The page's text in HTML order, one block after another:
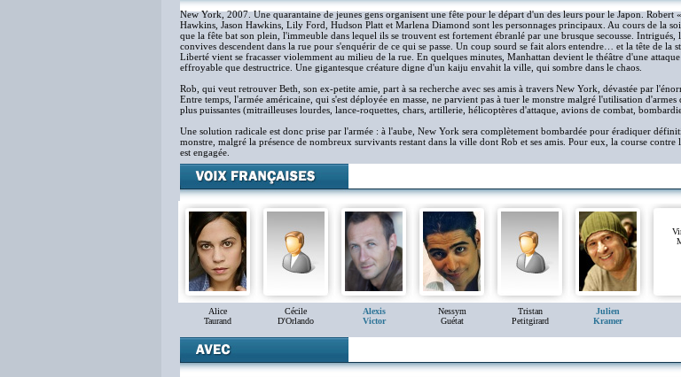
New York, 2007. Une quarantaine de jeunes gens organisent une fête pour le départ d'un des leurs pour le Japon. Robert
Hawkins, Jason Hawkins, Lily Ford, Hudson Platt et Marlena Diamond sont les personnages principaux. Au cours de la
que la fête bat son plein, l'immeuble dans lequel ils se trouvent est fortement ébranlé par une brusque secousse. Intrigués,
convives descendent dans la rue pour s'enquérir de ce qui se passe. Un coup sourd se fait alors entendre… et la tête de la
Liberté vient se fracasser violemment au milieu de la rue. En quelques minutes, Manhattan devient le théâtre d'une attaque
effroyable que destructrice. Une gigantesque créature digne d'un kaiju envahit la ville, qui sombre dans le chaos.
Rob, qui veut retrouver Beth, son ex-petite amie, part à sa recherche avec ses amis à travers New York, dévastée par
Entre temps, l'armée américaine, qui s'est déployée en masse, ne parvient pas à tuer le monstre malgré l'utilisation d'armes
plus puissantes (mitrailleuses lourdes, lance-roquettes, chars, artillerie, hélicoptères d'attaque, avions de combat,
Une solution radicale est donc prise par l'armée : à l'aube, New York sera complètement bombardée pour éradiquer
monstre, malgré la présence de nombreux survivants restant dans la ville dont Rob et ses amis. Pour eux, la course contre
est engagée.
Alice
Taurand
Cécile
D'Orlando
Alexis
Victor
Nessym
Guétat
Tristan
Petitgirard
Julien
Kramer